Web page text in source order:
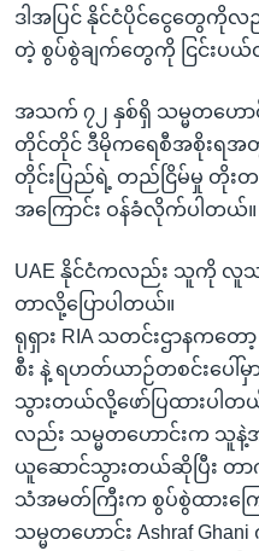
ဒါအပြင် နိုင်ငံပိုင်ငွေတွေ
တဲ့ စွပ်စွဲချက်တွေကို ငြင်းပ
အသက် ၇၂ နှစ်ရှိ သမ္မတဟော
တိုင်တိုင် ဒီမိုကရေစီအစိုးရ
တိုင်းပြည်ရဲ့ တည်ငြိမ်မှု တိုး
အကြောင်း ဝန်ခံလိုက်ပါတယ်။
UAE နိုင်ငံကလည်း သူကို လူသာ
တာလို့ပြောပါတယ်။
ရုရှား RIA သတင်းဌာနကတ
စီး နဲ့ ရဟတ်ယာဉ်တစင်းပေ
သွားတယ်လို့ဖော်ပြထားပါတ
လည်း သမ္မတဟောင်းက သူနဲ့
ယူဆောင်သွားတယ်ဆိုပြီး တာ
သံအမတ်ကြီးက စွပ်စွဲထားကြေ
သမ္မတဟောင်း Ashraf